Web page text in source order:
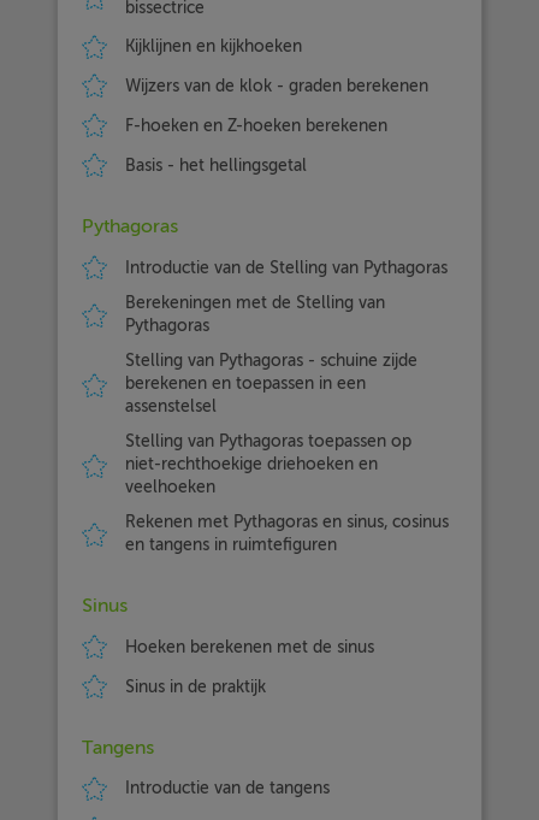
bissectrice
Kijklijnen en kijkhoeken
Wijzers van de klok - graden berekenen
F-hoeken en Z-hoeken berekenen
Basis - het hellingsgetal
Pythagoras
Introductie van de Stelling van Pythagoras
Berekeningen met de Stelling van
Pythagoras
Stelling van Pythagoras - schuine zijde
berekenen en toepassen in een
assenstelsel
Stelling van Pythagoras toepassen op
niet-rechthoekige driehoeken en
veelhoeken
Rekenen met Pythagoras en sinus, cosinus
en tangens in ruimtefiguren
Sinus
Hoeken berekenen met de sinus
Sinus in de praktijk
Tangens
Introductie van de tangens